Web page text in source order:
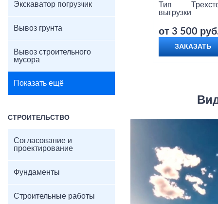
Экскаватор погрузчик
Вывоз грунта
Вывоз строительного
мусора
Показать ещё
СТРОИТЕЛЬСТВО
Согласование и
проектирование
Фундаменты
Строительные работы
Тип
выгрузки
от 3 500
ЗАКАЗАТЬ